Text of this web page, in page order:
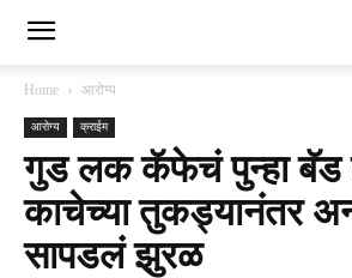
Home आरोग्य
आरोग्य क्राईम
गुड लक कॅफेचं पुन्हा
काचेच्या तुकड्यानंतर
सापडलं झुरळ